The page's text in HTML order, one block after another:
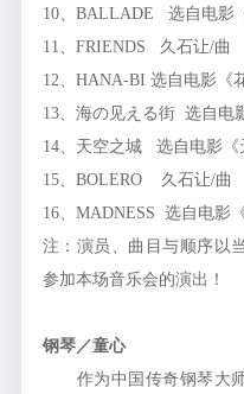
10、BALLADE 选自电影
11、FRIENDS 久石让/曲
12、HANA-BI 选自电影《
13、海の见える街 选自电
14、天空之城 选自电影《
15、BOLERO 久石让/曲
16、MADNESS 选自电影
注：演员、曲目与顺序以
参加本场音乐会的演出！
钢琴／童心
作为中国传奇钢琴大师